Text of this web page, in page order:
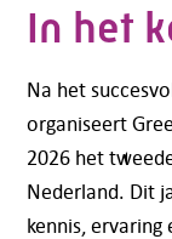
In het
Na het
organiseert
2026 het
Nederland. Dit
kennis,